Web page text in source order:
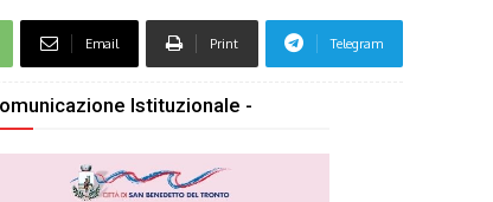
Email Print Telegram
Istituzionale -